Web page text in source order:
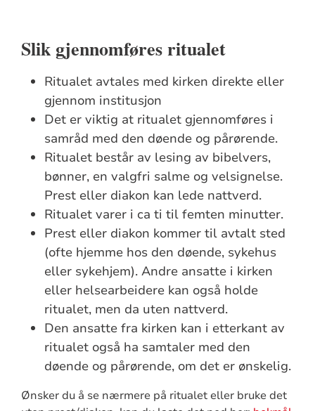
Slik gjennomføres ritualet
Ritualet avtales med kirken direkte eller
gjennom institusjon
Det er viktig at ritualet gjennomføres i
samråd med den døende og pårørende.
Ritualet består av lesing av bibelvers,
bønner, en valgfri salme og velsignelse.
Prest eller diakon kan lede nattverd.
Ritualet varer i ca ti til femten minutter.
Prest eller diakon kommer til avtalt sted
(ofte hjemme hos den døende, sykehus
eller sykehjem). Andre ansatte i kirken
eller helsearbeidere kan også holde
ritualet, men da uten nattverd.
Den ansatte fra kirken kan i etterkant av
ritualet også ha samtaler med den
døende og pårørende, om det er ønskelig.
Ønsker du å se nærmere på ritualet eller bruke det